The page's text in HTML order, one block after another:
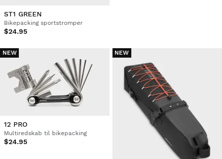
ST1 GREEN
Bikepacking sportstromper
$24.95
NEW
12 PRO
Multiredskab til bikepacking
$24.95
NEW